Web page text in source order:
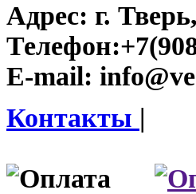
Адрес: г.
Телефон:
E-mail:
Контакты |